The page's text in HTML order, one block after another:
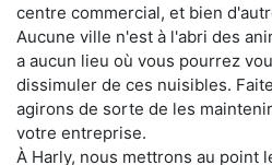
centre commercial, et bien
Aucune ville n'est à l'abri des
a aucun lieu où vous pourrez
dissimuler de ces nuisibles.
agirons de sorte de les
votre entreprise.
À Harly, nous mettrons au point